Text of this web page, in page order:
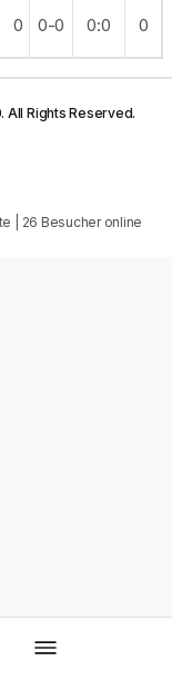
0 0-0 0:0 0
Rights Reserved.
| 26 Besucher online